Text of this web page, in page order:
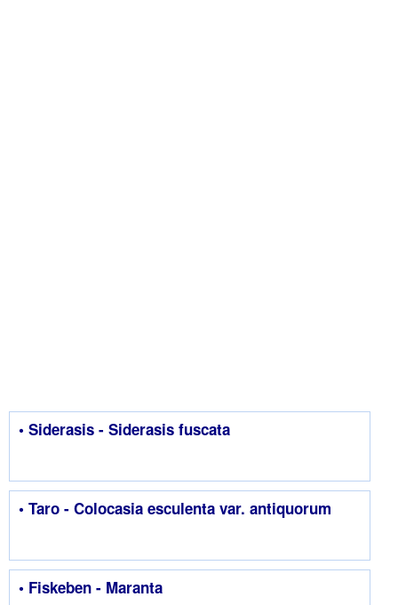
• Siderasis - Siderasis fuscata
• Taro - Colocasia esculenta var. antiquorum
• Fiskeben - Maranta